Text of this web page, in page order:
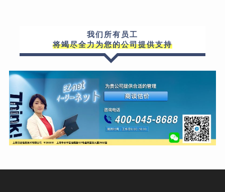
我们所有员工
将竭尽全力为您的公司提供支持